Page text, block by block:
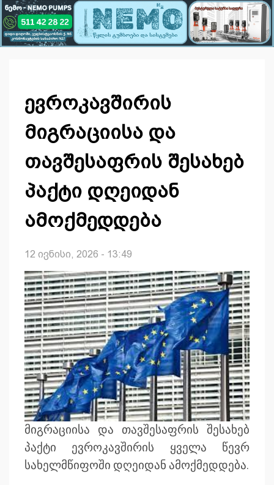
ევროკავშირის
მიგრაციისა და
თავშესაფრის შესახებ
პაქტი დღეიდან
ამოქმედდება
12 ივნისი, 2026 - 13:49
მიგრაციისა და თავშესაფრის შესახებ
პაქტი ევროკავშირის ყველა წევრ
სახელმწიფოში დღეიდან ამოქმედდება.